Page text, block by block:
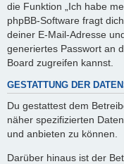
die Funktion „Ich habe
phpBB-Software fragt
deiner E-Mail-Adresse
generiertes Passwort an
Board zugreifen kannst.
GESTATTUNG DER
Du gestattest dem
näher spezifizierten
und anbieten zu können.
Darüber hinaus ist der